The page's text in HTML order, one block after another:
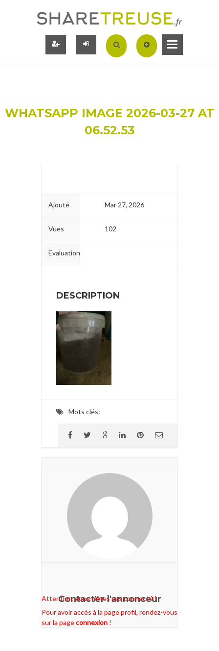
WHATSAPP IMAGE 2026-03-27 AT
06.52.53
Ajouté Mar 27, 2026
Vues 102
Evaluation
DESCRIPTION
Mots clés:
Contacter l'annonceur
Attention, vous n'êtes pas connecté !
Pour avoir accès à la page profil, rendez-vous
sur la pageconnexion !